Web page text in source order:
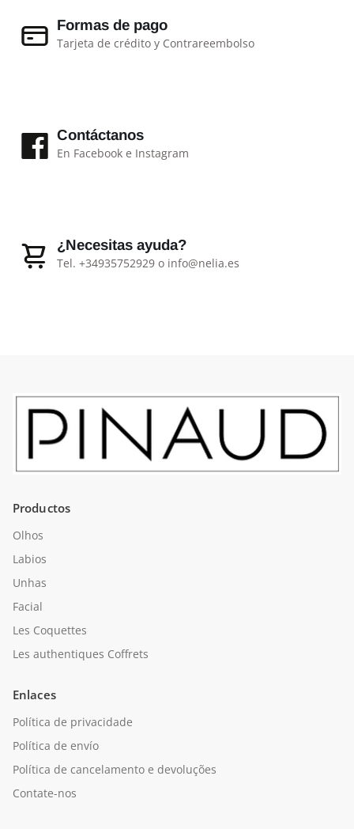
Formas de pago
Tarjeta de crédito y Contrareembolso
Contáctanos
En Facebook e Instagram
¿Necesitas ayuda?
Tel. +34935752929 o info@nelia.es
Productos
Olhos
Labios
Unhas
Facial
Les Coquettes
Les authentiques Coffrets
Enlaces
Política de privacidade
Política de envío
Política de cancelamento e devoluções
Contate-nos